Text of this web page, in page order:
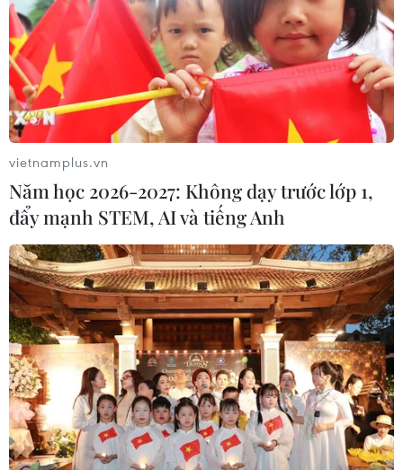
22/10/2021 07:17
Khách hàng là hộ kinh doanh, tiểu thương sẽ được BIDV
dành nhiều ưu đãi như miễn phí mọi giao dịch chuyển
tiền online, miễn phí tài khoản số đẹp và có cơ hội vay
vốn không cần tài sản đảm bảo.
Ngân hàng BIDV xin phương án cổ đông
vietnamplus.vn
Năm học 2026-2027: Không dạy trước lớp 1,
đẩy mạnh STEM, AI và tiếng Anh